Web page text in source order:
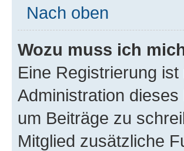
Nach oben
Wozu muss ich
Eine Registrierung
Administration
um Beiträge zu
Mitglied zusätzliche